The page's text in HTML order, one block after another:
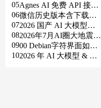
I清单（含 SiliconFlow、
火山、阿里、智谱、百
度、Kimi、DeepSeek、
DMXAPI 等）
026：Agent 全面接管开
发链路
05Agnes AI 免费 API 接入
指南：文本、生图、生
视频，一套接口全免费
06微信历史版本含下载地
址（ Windows PC | 安卓
| MAC ）及设置微信不
更新
072026 国产 AI 大模型横
评：DeepSeek、通义千
问、Kimi、文心一言、
星火、豆包谁更能打？
082026年7月AI圈大地震：
GPT-5.6被政府限制、Cl
aude入驻Slack、Anthrop
0900 Debian字符界面如何
支持中文
102026 年 AI 大模型 & AI